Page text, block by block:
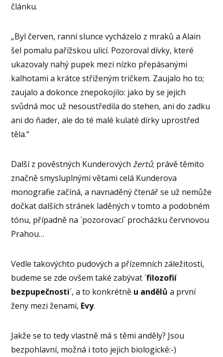
článku.
„Byl červen, ranní slunce vycházelo z mraků a Alain
šel pomalu pařížskou ulicí. Pozoroval dívky, které
ukazovaly nahý pupek mezi nízko přepásanými
kalhotami a krátce střiženým tričkem. Zaujalo ho to;
zaujalo a dokonce znepokojilo: jako by se jejich
svůdná moc už nesoustředila do stehen, ani do zadku
ani do ňader, ale do té malé kulaté dírky uprostřed
těla.“
Další z pověstných Kunderovýchžertů; právě těmito
značně smysluplnými větami celá Kunderova
monografie začíná, a navnaděný čtenář se už nemůže
dočkat dalších stránek laděných v tomto a podobném
tónu, případně na ´pozorovací´ procházku červnovou
Prahou…
Vedle takovýchto pudových a přízemních záležitostí,
budeme se zde ovšem také zabývat ´filozofií
bezpupečnosti´, a to konkrétně u andělů a první
ženy mezi ženami, Evy.
Jakže se to tedy vlastně má s těmi anděly? Jsou
bezpohlavní, možná i toto jejich biologické:-)